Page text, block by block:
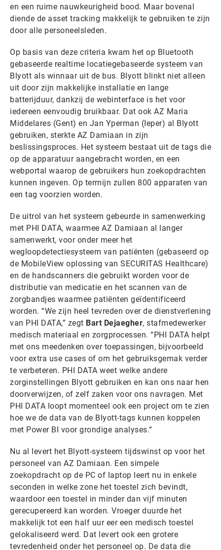
en een ruime nauwkeurigheid bood. Maar bovenal
diende de asset tracking makkelijk te gebruiken te zijn
door alle personeelsleden.
Op basis van deze criteria kwam het op Bluetooth
gebaseerde realtime locatiegebaseerde systeem van
Blyott als winnaar uit de bus. Blyott blinkt niet alleen
uit door zijn makkelijke installatie en lange
batterijduur, dankzij de webinterface is het voor
iedereen eenvoudig bruikbaar. Dat ook AZ Maria
Middelares (Gent) en Jan Yperman (Ieper) al Blyott
gebruiken, sterkte AZ Damiaan in zijn
beslissingsproces. Het systeem bestaat uit de tags die
op de apparatuur aangebracht worden, en een
webportal waarop de gebruikers hun zoekopdrachten
kunnen ingeven. Op termijn zullen 800 apparaten van
een tag voorzien worden.
De uitrol van het systeem gebeurde in samenwerking
met PHI DATA, waarmee AZ Damiaan al langer
samenwerkt, voor onder meer het
wegloopdetectiesysteem van patiënten (gebaseerd op
de MobileView oplossing van SECURITAS Healthcare)
en de handscanners die gebruikt worden voor de
distributie van medicatie en het scannen van de
zorgbandjes waarmee patiënten geïdentificeerd
worden. “We zijn heel tevreden over de dienstverlening
van PHI DATA,” zegt Bart Dejaegher, stafmedewerker
medisch materiaal en zorgprocessen. “PHI DATA helpt
met ons meedenken over toepassingen, bijvoorbeeld
voor extra use cases of om het gebruiksgemak verder
te verbeteren. PHI DATA weet welke andere
zorginstellingen Blyott gebruiken en kan ons naar hen
doorverwijzen, of zelf zaken voor ons navragen. Met
PHI DATA loopt momenteel ook een project om te zien
hoe we de data van de Blyott-tags kunnen koppelen
met Power BI voor grondige analyses.“
Nu al levert het Blyott-systeem tijdswinst op voor het
personeel van AZ Damiaan. Een simpele
zoekopdracht op de PC of laptop leert nu in enkele
seconden in welke zone het toestel zich bevindt,
waardoor een toestel in minder dan vijf minuten
gerecupereerd kan worden. Vroeger duurde het
makkelijk tot een half uur eer een medisch toestel
gelokaliseerd werd. Dat levert ook een grotere
tevredenheid onder het personeel op. De data die